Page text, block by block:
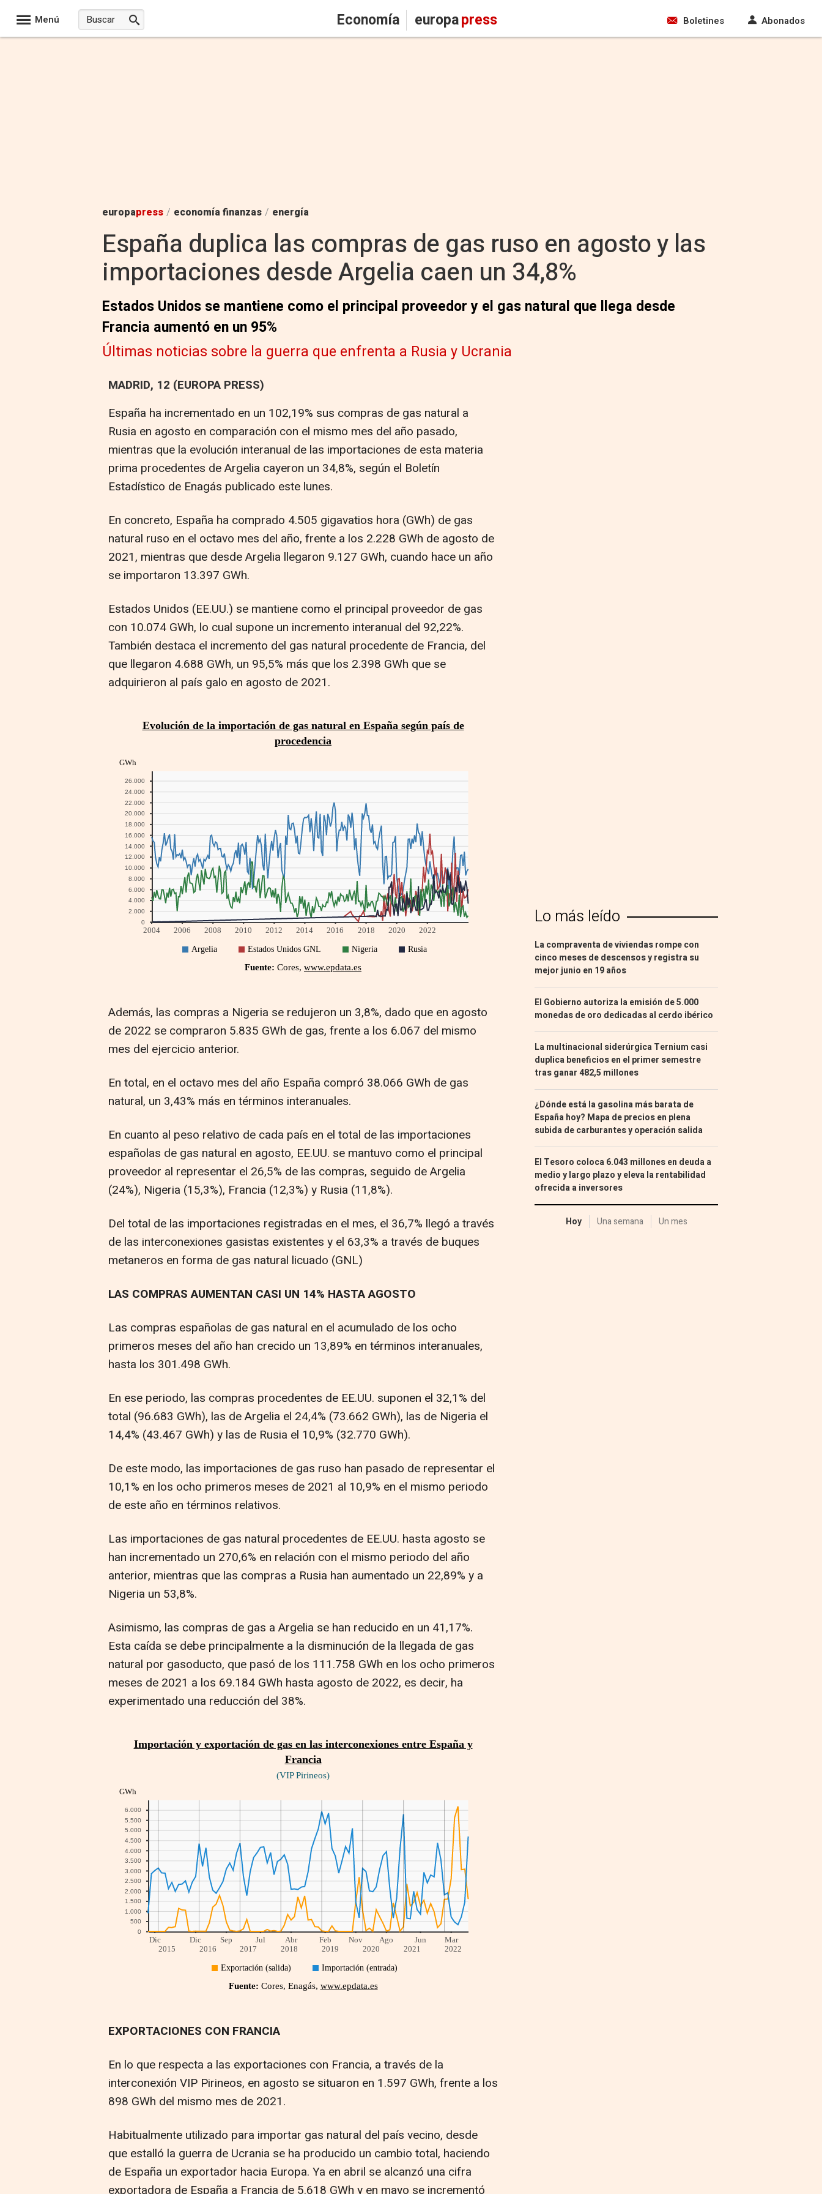
Menú Economía europapress Boletines Abonados
europapress / economía finanzas / energía
España duplica las compras de gas ruso en agosto y las
importaciones desde Argelia caen un 34,8%
Estados Unidos se mantiene como el principal proveedor y el gas natural que llega desde
Francia aumentó en un 95%
Últimas noticias sobre la guerra que enfrenta a Rusia y Ucrania
MADRID, 12 (EUROPA PRESS)
España ha incrementado en un 102,19% sus compras de gas natural a
Rusia en agosto en comparación con el mismo mes del año pasado,
mientras que la evolución interanual de las importaciones de esta materia
prima procedentes de Argelia cayeron un 34,8%, según el Boletín
Estadístico de Enagás publicado este lunes.
En concreto, España ha comprado 4.505 gigavatios hora (GWh) de gas
natural ruso en el octavo mes del año, frente a los 2.228 GWh de agosto de
2021, mientras que desde Argelia llegaron 9.127 GWh, cuando hace un año
se importaron 13.397 GWh.
Estados Unidos (EE.UU.) se mantiene como el principal proveedor de gas
con 10.074 GWh, lo cual supone un incremento interanual del 92,22%.
También destaca el incremento del gas natural procedente de Francia, del
que llegaron 4.688 GWh, un 95,5% más que los 2.398 GWh que se
adquirieron al país galo en agosto de 2021.
Además, las compras a Nigeria se redujeron un 3,8%, dado que en agosto
de 2022 se compraron 5.835 GWh de gas, frente a los 6.067 del mismo
mes del ejercicio anterior.
En total, en el octavo mes del año España compró 38.066 GWh de gas
natural, un 3,43% más en términos interanuales.
En cuanto al peso relativo de cada país en el total de las importaciones
españolas de gas natural en agosto, EE.UU. se mantuvo como el principal
proveedor al representar el 26,5% de las compras, seguido de Argelia
(24%), Nigeria (15,3%), Francia (12,3%) y Rusia (11,8%).
Del total de las importaciones registradas en el mes, el 36,7% llegó a través
de las interconexiones gasistas existentes y el 63,3% a través de buques
metaneros en forma de gas natural licuado (GNL)
LAS COMPRAS AUMENTAN CASI UN 14% HASTA AGOSTO
Las compras españolas de gas natural en el acumulado de los ocho
primeros meses del año han crecido un 13,89% en términos interanuales,
hasta los 301.498 GWh.
En ese periodo, las compras procedentes de EE.UU. suponen el 32,1% del
total (96.683 GWh), las de Argelia el 24,4% (73.662 GWh), las de Nigeria el
14,4% (43.467 GWh) y las de Rusia el 10,9% (32.770 GWh).
De este modo, las importaciones de gas ruso han pasado de representar el
10,1% en los ocho primeros meses de 2021 al 10,9% en el mismo periodo
de este año en términos relativos.
Las importaciones de gas natural procedentes de EE.UU. hasta agosto se
han incrementado un 270,6% en relación con el mismo periodo del año
anterior, mientras que las compras a Rusia han aumentado un 22,89% y a
Nigeria un 53,8%.
Asimismo, las compras de gas a Argelia se han reducido en un 41,17%.
Esta caída se debe principalmente a la disminución de la llegada de gas
natural por gasoducto, que pasó de los 111.758 GWh en los ocho primeros
meses de 2021 a los 69.184 GWh hasta agosto de 2022, es decir, ha
experimentado una reducción del 38%.
EXPORTACIONES CON FRANCIA
En lo que respecta a las exportaciones con Francia, a través de la
interconexión VIP Pirineos, en agosto se situaron en 1.597 GWh, frente a los
898 GWh del mismo mes de 2021.
Habitualmente utilizado para importar gas natural del país vecino, desde
que estalló la guerra de Ucrania se ha producido un cambio total, haciendo
de España un exportador hacia Europa. Ya en abril se alcanzó una cifra
exportadora de España a Francia de 5.618 GWh y en mayo se incrementó
Lo más leído
La compraventa de viviendas rompe con
cinco meses de descensos y registra su
mejor junio en 19 años
El Gobierno autoriza la emisión de 5.000
monedas de oro dedicadas al cerdo ibérico
La multinacional siderúrgica Ternium casi
duplica beneficios en el primer semestre
tras ganar 482,5 millones
¿Dónde está la gasolina más barata de
España hoy? Mapa de precios en plena
subida de carburantes y operación salida
El Tesoro coloca 6.043 millones en deuda a
medio y largo plazo y eleva la rentabilidad
ofrecida a inversores
Hoy Una semana Un mes